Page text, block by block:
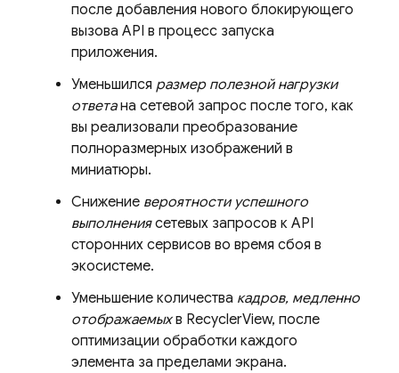
после добавления нового блокирующего
вызова API в процесс запуска
приложения.
Уменьшился размер полезной нагрузки
ответана сетевой запрос после того, как
вы реализовали преобразование
полноразмерных изображений в
миниатюры.
Снижение вероятности успешного
выполнениясетевых запросов к API
сторонних сервисов во время сбоя в
экосистеме.
Уменьшение количества кадров, медленно
отображаемыхв RecyclerView, после
оптимизации обработки каждого
элемента за пределами экрана.